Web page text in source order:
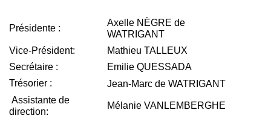
Présidente :
Axelle NÈGRE de
WATRIGANT
Vice-Président:
Mathieu TALLEUX
Secrétaire :
Emilie QUESSADA
Trésorier :
Jean-Marc de WATRIGANT
Assistante de
direction:
Mélanie VANLEMBERGHE